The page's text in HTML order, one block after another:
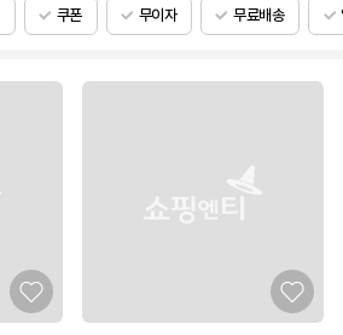
쿠폰 무이자 무료배송